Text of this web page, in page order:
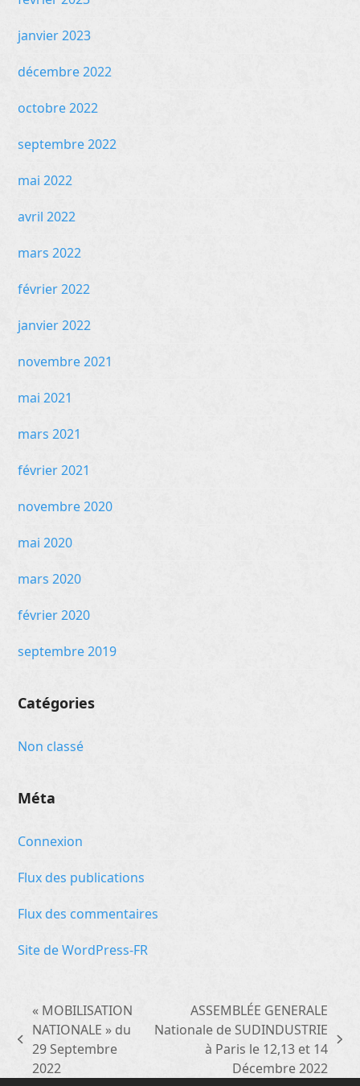
janvier 2023
décembre 2022
octobre 2022
septembre 2022
mai 2022
avril 2022
mars 2022
février 2022
janvier 2022
novembre 2021
mai 2021
mars 2021
février 2021
novembre 2020
mai 2020
mars 2020
février 2020
septembre 2019
Catégories
Non classé
Méta
Connexion
Flux des publications
Flux des commentaires
Site de WordPress-FR
previous
post:
« MOBILISATION
NATIONALE » du
29 Septembre
2022
ASSEMBLÉE GENERALE
Nationale de SUDINDUSTRIE
à Paris le 12,13 et 14
Décembre 2022